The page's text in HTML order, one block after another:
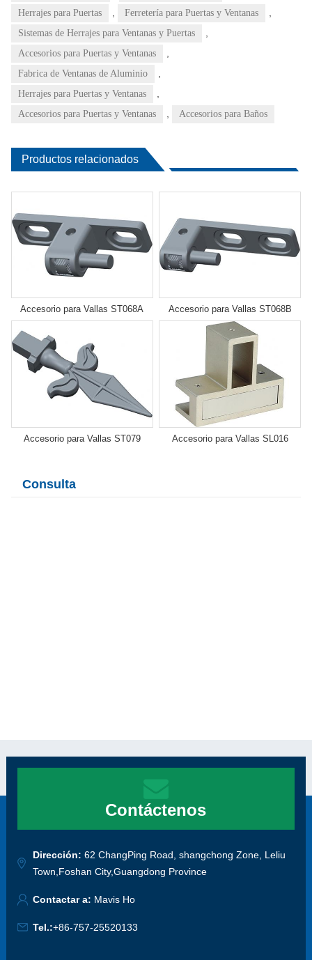
Herrajes para Puertas Ferretería para Puertas y Ventanas
Sistemas de Herrajes para Ventanas y Puertas
Accesorios para Puertas y Ventanas
Fabrica de Ventanas de Aluminio
Herrajes para Puertas y Ventanas
Accesorios para Puertas y Ventanas Accesorios para Baños
Productos relacionados
Accesorio para Vallas ST068A Accesorio para Vallas ST068B
Accesorio para Vallas ST079 Accesorio para Vallas SL016
Consulta
Contáctenos
Dirección: 62 ChangPing Road, shangchong Zone, Leliu
Town,Foshan City,Guangdong Province
Contactar a: Mavis Ho
Tel.:+86-757-25520133